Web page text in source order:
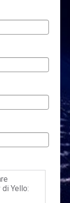
Yello: